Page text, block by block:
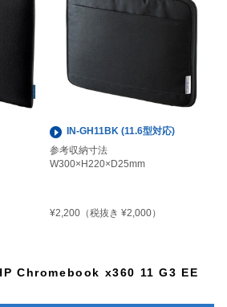
IN-GH11BK (11.6型対応)
参考収納寸法
W300×H220×D25mm
¥2,200 （税抜き ¥2,000）
Chromebook x360 11 G3 EE